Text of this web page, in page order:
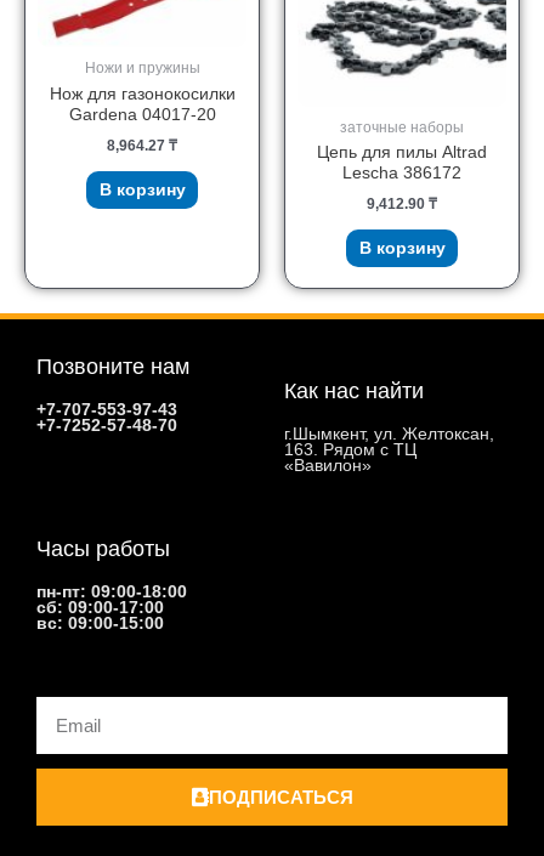
Ножи и пружины
Нож для газонокосилки
Gardena 04017-20
8,964.27 ₸
В корзину
заточные наборы
Цепь для пилы Altrad
Lescha 386172
9,412.90 ₸
В корзину
Позвоните нам
+7-707-553-97-43
+7-7252-57-48-70
Как нас найти
г.Шымкент, ул. Желтоксан,
163. Рядом с ТЦ
«Вавилон»
Часы работы
пн-пт: 09:00-18:00
сб: 09:00-17:00
вс: 09:00-15:00
Email
ПОДПИСАТЬСЯ